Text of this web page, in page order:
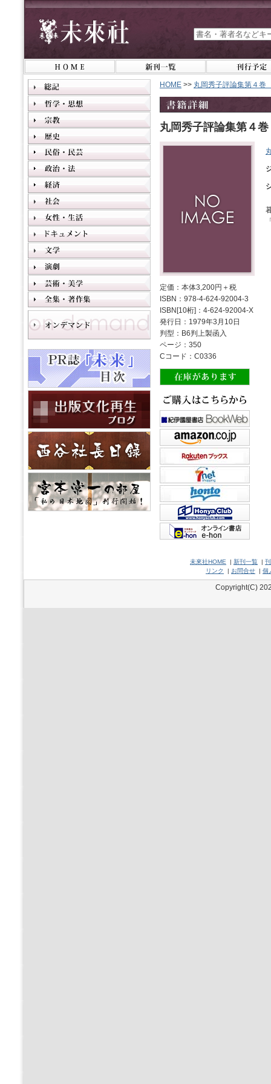
HOME >> 丸岡秀子評論集第４
丸岡秀子評論集第４
定価：本体3,200円＋税
ISBN：978-4-624-92004-3
ISBN[10桁]：4-624-92004-X
発行日：1979年3月10日
判型：B6判上製函入
ページ：350
Cコード：C0336
未來社HOME | 新刊一覧 |
リンク
| お問合せ | 個
Copyright(C)